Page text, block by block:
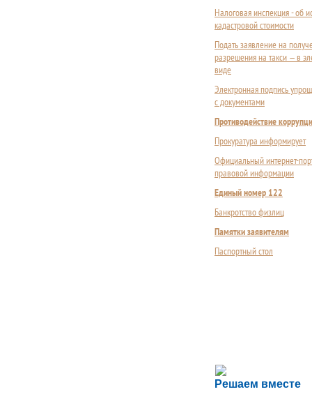
Налоговая инспекция - об
кадастровой стоимости
Подать заявление на
разрешения на такси — в
виде
Электронная подпись
с документами
Противодействие
Прокуратура информирует
Официальный интернет-
правовой информации
Единый номер 122
Банкротство физлиц
Памятки заявителям
Паспортный стол
Решаем вместе
Сложности с
Сообщите об этом